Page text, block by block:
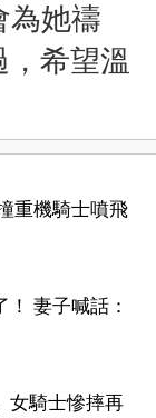
為她禱
希望溫
重機騎士噴飛
妻子喊話：
女騎士慘摔再